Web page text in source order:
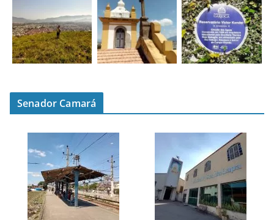
Senador Camará